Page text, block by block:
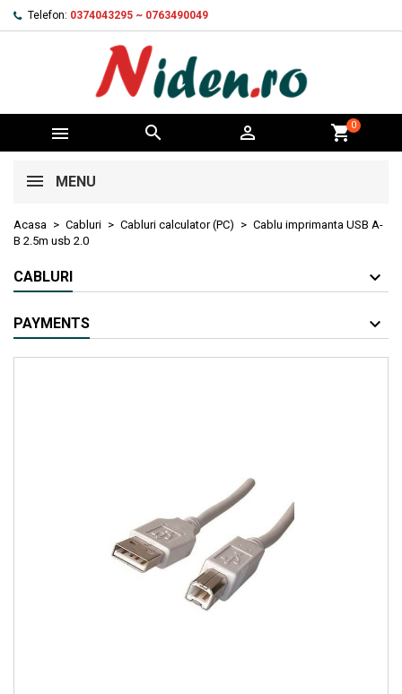
Telefon: 0374043295 ~ 0763490049
   shopping_cart0
MENU
Acasa Cabluri Cabluri calculator (PC)
Cablu imprimanta USB A-
B 2.5m usb 2.0
CABLURI
PAYMENTS